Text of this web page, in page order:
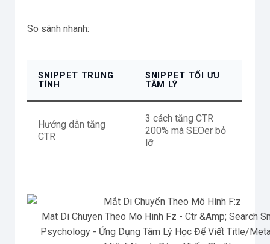
So sánh nhanh:
SNIPPET TRUNG
TÍNH
SNIPPET TỐI ƯU
TÂM LÝ
Hướng dẫn tăng
CTR
3 cách tăng CTR
200% mà SEOer bỏ
lỡ
Mat Di Chuyen Theo Mo Hinh Fz - Ctr &Amp; Search
Psychology - Ứng Dụng Tâm Lý Học Để Viết Title/